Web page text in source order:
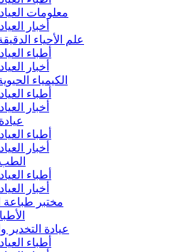
معلومات
أخبار
علم الأحياء
أطباء
أخبار
الكيمياء
أطباء
أخبار
أطباء
أخبار
أطباء
أخبار
مختبر طباعة
عيادة التخدير
أطباء